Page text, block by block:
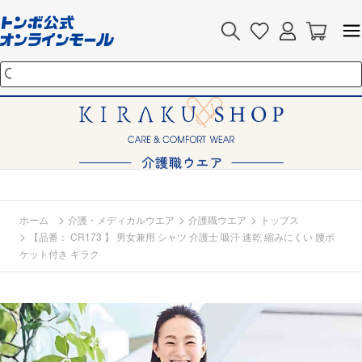
ホーム > 介護・メディカルウエア > 介護職ウエア > トップス
>
【品番： CR173 】 男女兼用 シャツ 介護士 吸汗 速乾 縮みにくい 腰ポ
ケット付き キラク